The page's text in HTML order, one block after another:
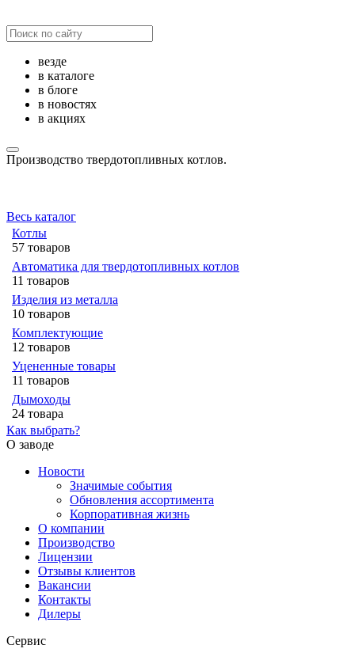
везде
в каталоге
в блоге
в новостях
в акциях
Производство твердотопливных котлов.
Весь каталог
Котлы
57 товаров
Автоматика для твердотопливных котлов
11 товаров
Изделия из металла
10 товаров
Комплектующие
12 товаров
Уцененные товары
11 товаров
Дымоходы
24 товара
Как выбрать?
О заводе
Новости
Значимые события
Обновления ассортимента
Корпоративная жизнь
О компании
Производство
Лицензии
Отзывы клиентов
Вакансии
Контакты
Дилеры
Сервис